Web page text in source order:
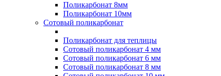
Поликарбонат 8мм
Поликарбонат 10мм
Сотовый поликарбонат
Поликарбонат для теплицы
Сотовый поликарбонат 4 мм
Сотовый поликарбонат 6 мм
Сотовый поликарбонат 8 мм